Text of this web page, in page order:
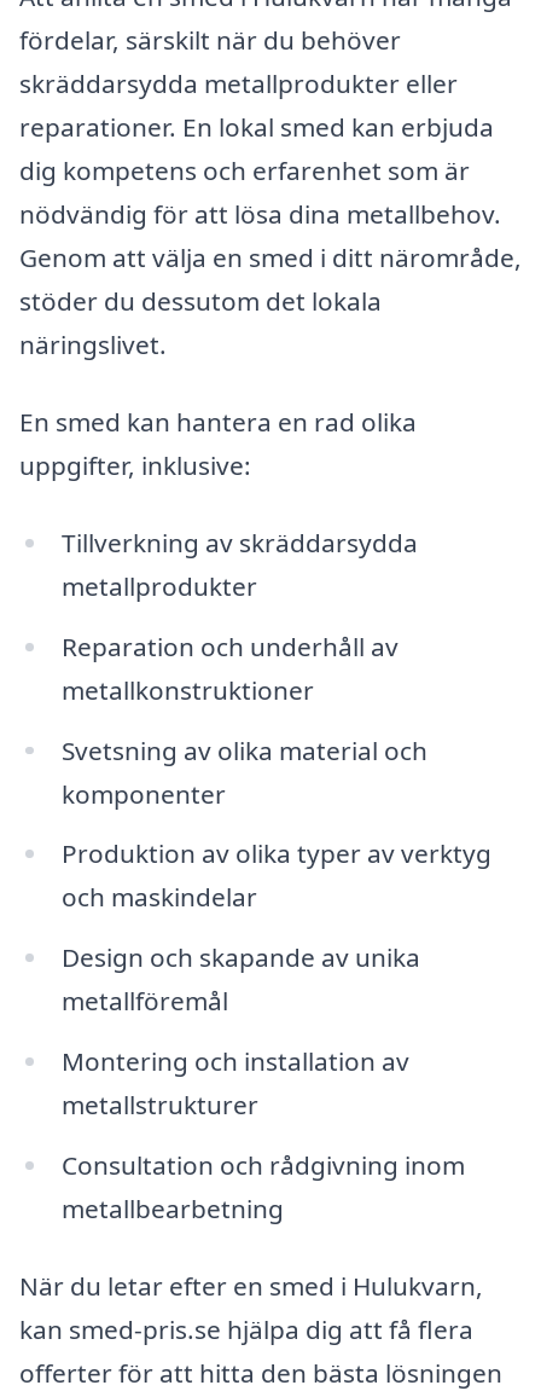
fördelar, särskilt när du behöver
skräddarsydda metallprodukter eller
reparationer. En lokal smed kan erbjuda
dig kompetens och erfarenhet som är
nödvändig för att lösa dina metallbehov.
Genom att välja en smed i ditt närområde,
stöder du dessutom det lokala
näringslivet.
En smed kan hantera en rad olika
uppgifter, inklusive:
Tillverkning av skräddarsydda
metallprodukter
Reparation och underhåll av
metallkonstruktioner
Svetsning av olika material och
komponenter
Produktion av olika typer av verktyg
och maskindelar
Design och skapande av unika
metallföremål
Montering och installation av
metallstrukturer
Consultation och rådgivning inom
metallbearbetning
När du letar efter en smed i Hulukvarn,
kan smed-pris.se hjälpa dig att få flera
offerter för att hitta den bästa lösningen